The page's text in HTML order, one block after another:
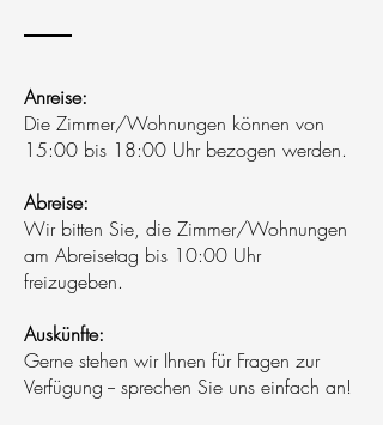
Anreise:
Die Zimmer/Wohnungen können von
15:00 bis 18:00 Uhr bezogen werden.
Abreise:
Wir bitten Sie, die Zimmer/Wohnungen
am Abreisetag bis 10:00 Uhr
freizugeben.
Auskünfte:
Gerne stehen wir Ihnen für Fragen zur
Verfügung -- sprechen Sie uns einfach an!